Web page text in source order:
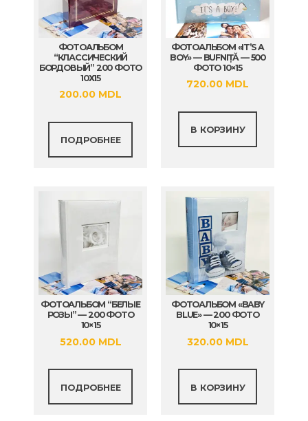
ФОТОАЛЬБОМ
“КЛАССИЧЕСКИЙ
БОРДОВЫЙ” 200 ФОТО
10Х15
200.00 MDL
ПОДРОБНЕЕ
ФОТОАЛЬБОМ «IT’S A
BOY» — BUFNIȚĂ — 500
ФОТО 10×15
720.00 MDL
В КОРЗИНУ
ФОТОАЛЬБОМ “БЕЛЫЕ
РОЗЫ” — 200 ФОТО
10×15
520.00 MDL
ПОДРОБНЕЕ
ФОТОАЛЬБОМ «BABY
BLUE» — 200 ФОТО
10×15
320.00 MDL
В КОРЗИНУ